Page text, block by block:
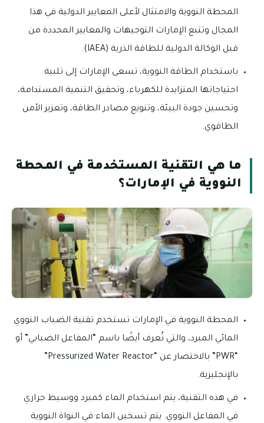
المحطة النووية والامتثال لأعلى المعايير الدولية في هذا
المجال وتتبع الإمارات التوجيهات والمعايير المحددة من
قبل الوكالة الدولية للطاقة الذرية (IAEA).
باستخدام الطاقة النووية، تسعى الإمارات إلى تلبية
احتياجاتها المتزايدة للكهرباء، وتحقيق التنمية المستدامة،
وتحسين جودة البيئة، وتنويع مصادر الطاقة، وتعزيز الأمن
الطاقوي.
ما هي التقنية المستخدمة في المحطة
النووية في الإمارات؟
المحطة النووية في الإمارات تستخدم تقنية الضباب النووي
المائي المبرد، والتي تُعرف أيضًا باسم “المفاعل الضبابي” أو
“PWR” بالاختصار عن “Pressurized Water Reactor”
بالإنجليزية.
في هذه التقنية، يتم استخدام الماء كمبرد ووسيط حراري
في المفاعل النووي. يتم تسخين الماء في النواة النووية